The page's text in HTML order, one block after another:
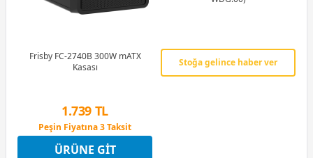
Frisby FC-2740B 300W mATX
Kasası
1.739 TL
Peşin Fiyatına 3 Taksit
12 Ay x 205 TL taksitle
Peşin Fiyatına 3 Taksit
ÜRÜNE GIT
Stoğa gelince haber ver